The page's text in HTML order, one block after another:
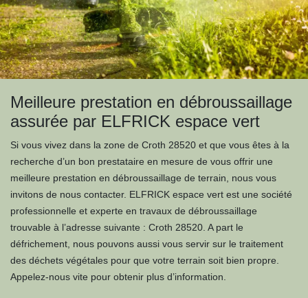
Meilleure prestation en débroussaillage
assurée par ELFRICK espace vert
Si vous vivez dans la zone de Croth 28520 et que vous êtes à la
recherche d’un bon prestataire en mesure de vous offrir une
meilleure prestation en débroussaillage de terrain, nous vous
invitons de nous contacter. ELFRICK espace vert est une société
professionnelle et experte en travaux de débroussaillage
trouvable à l’adresse suivante : Croth 28520. A part le
défrichement, nous pouvons aussi vous servir sur le traitement
des déchets végétales pour que votre terrain soit bien propre.
Appelez-nous vite pour obtenir plus d’information.